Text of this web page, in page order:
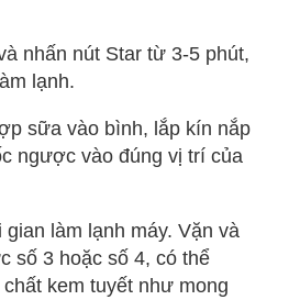
nhấn nút Star từ 3-5 phút,
lạnh.
sữa vào bình, lắp kín nắp
ngược vào đúng vị trí của
gian làm lạnh máy. Vặn và
số 3 hoặc số 4, có thể
kem tuyết như mong